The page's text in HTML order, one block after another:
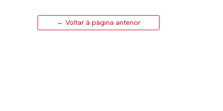
← Voltar à página anterior